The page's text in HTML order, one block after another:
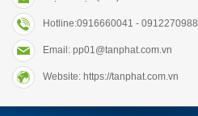
Hotline:0916660041 - 0912270988
Email: pp01@tanphat.com.vn
Website: https://tanphat.com.vn